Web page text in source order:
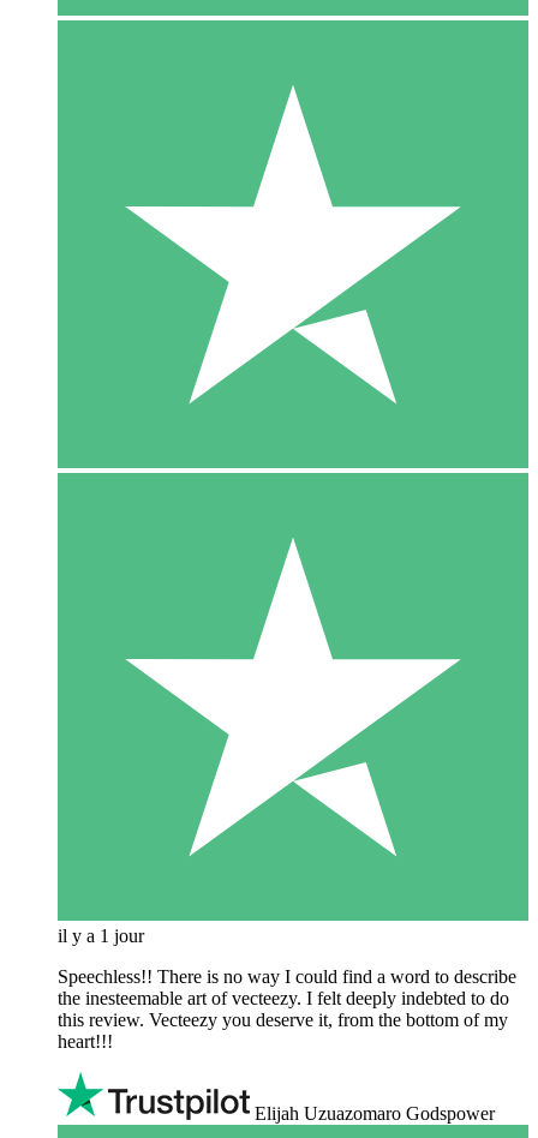
il y a 1 jour
Speechless!! There is no way I could find a word to describe
the inesteemable art of vecteezy. I felt deeply indebted to do
this review. Vecteezy you deserve it, from the bottom of my
heart!!!
Elijah Uzuazomaro Godspower